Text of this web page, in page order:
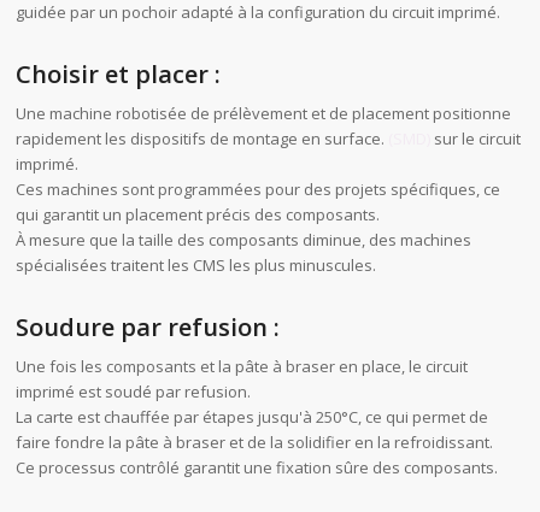
guidée par un pochoir adapté à la configuration du circuit imprimé.
Choisir et placer :
Une machine robotisée de prélèvement et de placement positionne
rapidement les dispositifs de montage en surface.
sur le circuit
imprimé.
Ces machines sont programmées pour des projets spécifiques, ce
qui garantit un placement précis des composants.
À mesure que la taille des composants diminue, des machines
spécialisées traitent les CMS les plus minuscules.
Soudure par refusion :
Une fois les composants et la pâte à braser en place, le circuit
imprimé est soudé par refusion.
La carte est chauffée par étapes jusqu'à 250°C, ce qui permet de
faire fondre la pâte à braser et de la solidifier en la refroidissant.
Ce processus contrôlé garantit une fixation sûre des composants.